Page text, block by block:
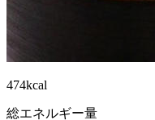
474kcal
総エネルギー量